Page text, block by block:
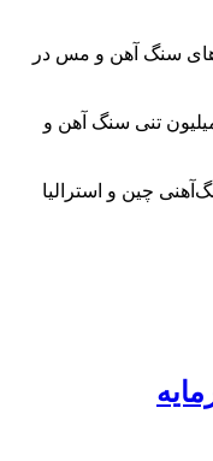
سنگ آهن و مس در
اختصاصی ومعادن/ صادرات ۸۱ میلیون تنی سنگ آهن و
چین و استرالیا